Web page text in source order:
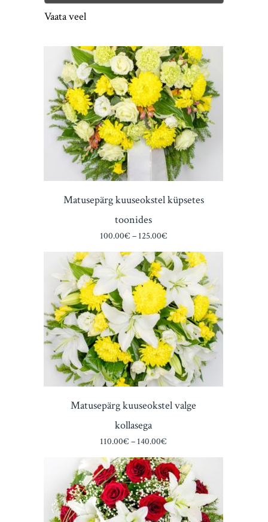
Vaata veel
Matusepärg kuuseokstel küpsetes
toonides
100.00€ – 125.00€Price
100.00€
through
125.00€
Matusepärg kuuseokstel valge
kollasega
110.00€ – 140.00€
110.00€
through
140.00€